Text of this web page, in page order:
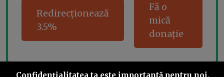
Redirecționează
3.5%
Fă o
mică
donație